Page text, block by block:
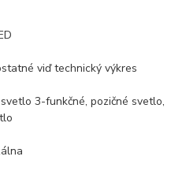
viď technický výkres
3-funkčné, pozičné svetlo,